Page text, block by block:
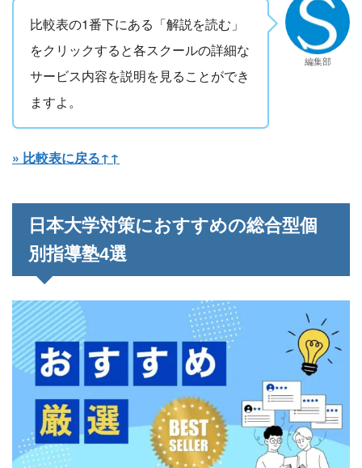
比較表の1番下にある「解説を読む」
をクリックすると各スクールの詳細な
サービス内容を説明を見ることができ
ますよ。
編集部
» 比較表に戻る↑↑
日本大学対策におすすめの総合型個
別指導塾4選